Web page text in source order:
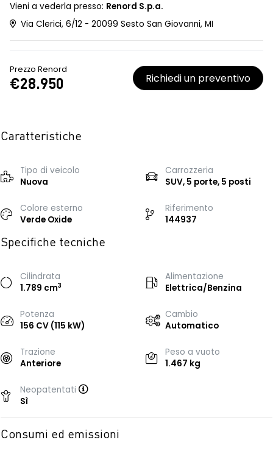
Vieni a vederla presso: Renord S.p.a.
Via Clerici, 6/12 - 20099 Sesto San Giovanni, MI
Prezzo Renord
€28.950 Richiedi un preventivo
Caratteristiche
Tipo di veicolo
Nuova
Carrozzeria
SUV, 5 porte, 5 posti
Colore esterno
Verde Oxide
Riferimento
144937
Specifiche tecniche
Cilindrata
1.789 cm3
Alimentazione
Elettrica/Benzina
Potenza
156 CV (115 kW)
Cambio
Automatico
Trazione
Anteriore
Peso a vuoto
1.467 kg
Neopatentati
Sì
Consumi ed emissioni